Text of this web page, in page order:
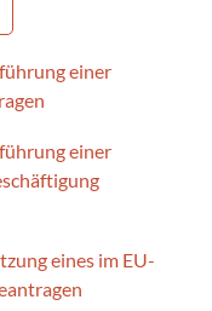
einer
einer
eines im EU-